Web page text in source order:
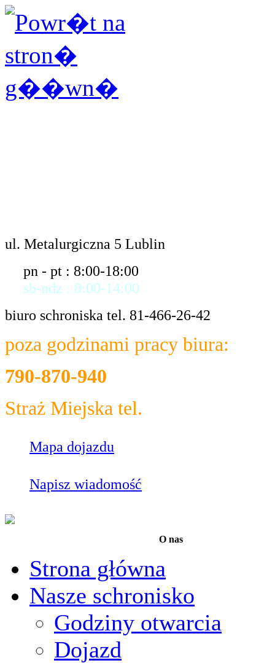
ul. Metalurgiczna 5 Lublin
pn - pt : 8:00-18:00
sb-ndz : 8:00-14:00
biuro schroniska tel. 81-466-26-42
poza godzinami pracy biura:
790-870-940
Straż Miejska tel.
Mapa dojazdu
Napisz wiadomość
O nas
Strona główna
Nasze schronisko
Godziny otwarcia
Dojazd